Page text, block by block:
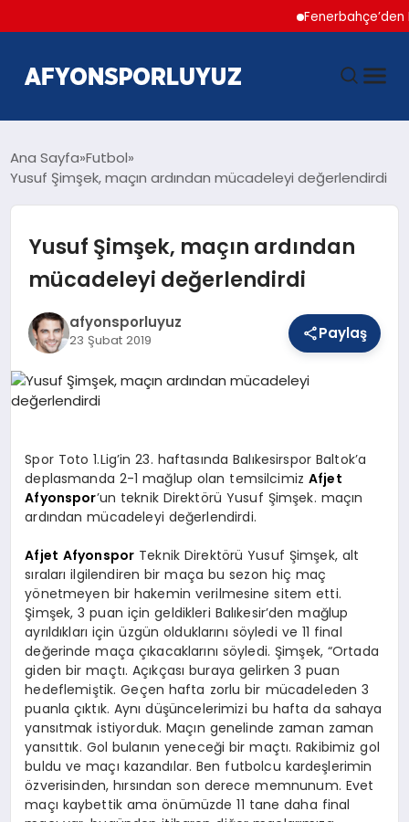
Fenerbahçe’den
AFYONSPOR
FUTBOL
Ana Sayfa Futbol
Yusuf Şimşek, maçın ardından mücadeleyi değerlendirdi
Yusuf Şimşek, maçın ardından
mücadeleyi değerlendirdi
afyonsporluyuz
23 Şubat 2019 Paylaş
Spor Toto 1.Lig’in 23. haftasında Balıkesirspor Baltok’a
deplasmanda 2-1 mağlup olan temsilcimiz Afjet
Afyonspor’un teknik Direktörü Yusuf Şimşek. maçın
ardından mücadeleyi değerlendirdi.
Afjet Afyonspor Teknik Direktörü Yusuf Şimşek, alt
sıraları ilgilendiren bir maça bu sezon hiç maç
yönetmeyen bir hakemin verilmesine sitem etti.
Şimşek, 3 puan için geldikleri Balıkesir’den mağlup
ayrıldıkları için üzgün olduklarını söyledi ve 11 final
değerinde maça çıkacaklarını söyledi. Şimşek, “Ortada
giden bir maçtı. Açıkçası buraya gelirken 3 puan
hedeflemiştik. Geçen hafta zorlu bir mücadeleden 3
puanla çıktık. Aynı düşüncelerimizi bu hafta da sahaya
yansıtmak istiyorduk. Maçın genelinde zaman zaman
yansıttık. Gol bulanın yeneceği bir maçtı. Rakibimiz gol
buldu ve maçı kazandılar. Ben futbolcu kardeşlerimin
özverisinden, hırsından son derece memnunum. Evet
maçı kaybettik ama önümüzde 11 tane daha final